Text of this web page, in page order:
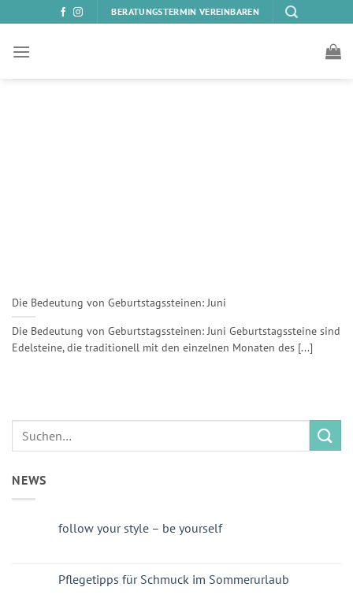
Inhalt
springen
BERATUNGSTERMIN VEREINBAREN
Die Bedeutung von Geburtstagssteinen: Juni
Die Bedeutung von Geburtstagssteinen: Juni Geburtstagssteine sind
Edelsteine, die traditionell mit den einzelnen Monaten des [...]
NEWS
follow your style – be yourself
Pflegetipps für Schmuck im Sommerurlaub